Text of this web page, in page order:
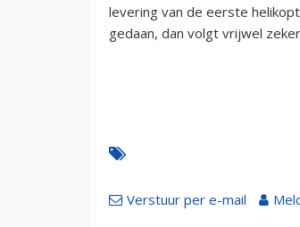
levering van de eerste
gedaan, dan volgt vrijwel
Verstuur per e-mail